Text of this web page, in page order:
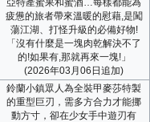
亞特產蜜果和蜜酒…每樣都能為
疲憊的旅者帶來溫暖的慰藉,是闖
蕩江湖、打怪升級的必備好物!
「沒有什麼是一塊肉乾解決不了
的!如果有,那就再來一塊!」
(2026年03月06日追加)
鈴蘭小鎮眾人為全裝甲麥莎特製
的重型巨刃，需多方合力才能挪
動方寸，卻在少女手中遊刃有